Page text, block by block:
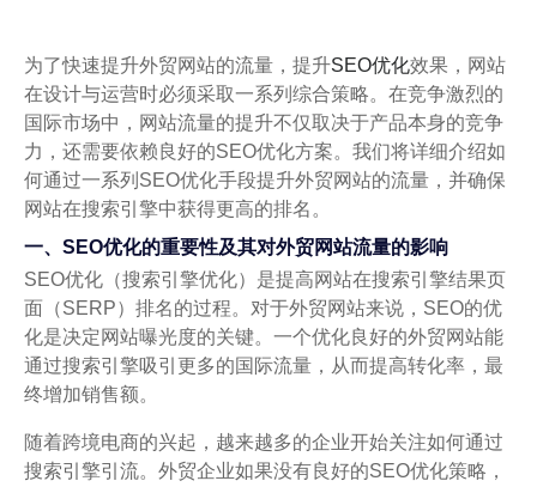
为了快速提升外贸网站的流量，提升SEO优化效果，网站
在设计与运营时必须采取一系列综合策略。在竞争激烈的
国际市场中，网站流量的提升不仅取决于产品本身的竞争
力，还需要依赖良好的SEO优化方案。我们将详细介绍如
何通过一系列SEO优化手段提升外贸网站的流量，并确保
网站在搜索引擎中获得更高的排名。
一、SEO优化的重要性及其对外贸网站流量的影响
SEO优化（搜索引擎优化）是提高网站在搜索引擎结果页
面（SERP）排名的过程。对于外贸网站来说，SEO的优
化是决定网站曝光度的关键。一个优化良好的外贸网站能
通过搜索引擎吸引更多的国际流量，从而提高转化率，最
终增加销售额。
随着跨境电商的兴起，越来越多的企业开始关注如何通过
搜索引擎引流。外贸企业如果没有良好的SEO优化策略，